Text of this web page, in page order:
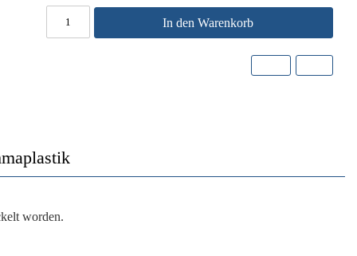
In den Warenkorb
worden.